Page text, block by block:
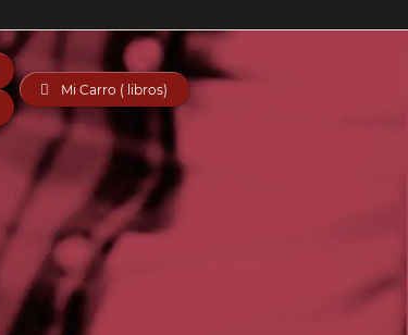
 Mi Carro ( libros)